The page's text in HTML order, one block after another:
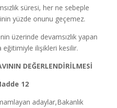
süresi, her ne sebeple
yüzde onunu geçemez.
üzerinde devamsızlık yapan
eğitimiyle ilişikleri kesilir.
DEĞERLENDİRİLMESİ
12
adaylar,Bakanlık